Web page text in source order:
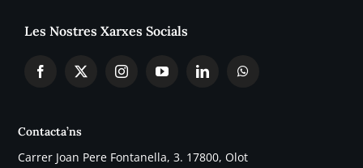
Les Nostres Xarxes Socials
Contacta’ns
Carrer Joan Pere Fontanella, 3. 17800, Olot